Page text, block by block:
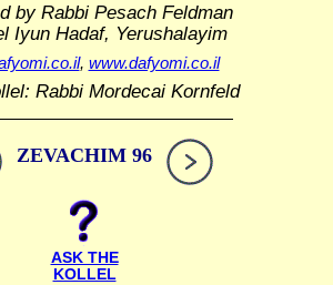
by Rabbi Pesach Feldman
Iyun Hadaf, Yerushalayim
, www.dafyomi.co.il
Rabbi Mordecai Kornfeld
ZEVACHIM 96
ASK THE
KOLLEL